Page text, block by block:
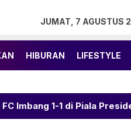
JUMAT, 7 AGUSTUS
HIBURAN LIFESTYLE
Presiden